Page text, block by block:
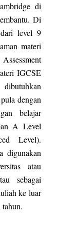
di
Di
level 9
materi
IGCSE
dengan
belajar
A Level
Level).
digunakan
atau
sebagai
ke luar
tahun.